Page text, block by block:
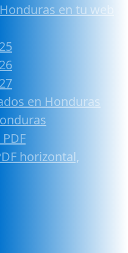
en tu web
en Honduras
horizontal,